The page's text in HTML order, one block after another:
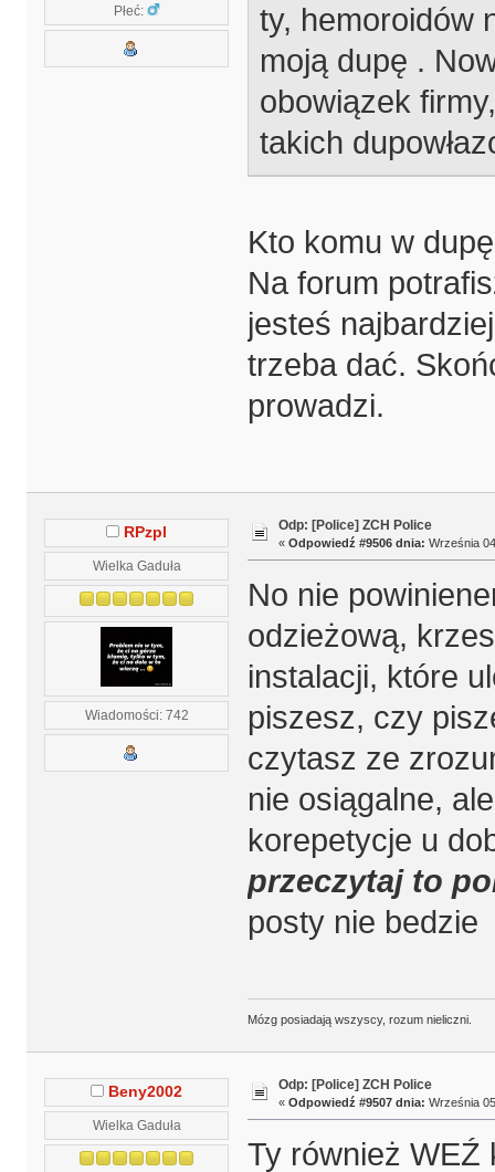
Płeć:
ty, hemoroidów
moją dupę .
obowiązek
takich
Kto komu w
Na forum
jesteś
trzeba dać.
prowadzi.
RPzpl
Wielka Gaduła
Wiadomości: 742
Odp: [Police] ZCH Police
« Odpowiedź #9506 dnia: Września
No nie
odzieżową,
instalacji, które
piszesz, czy
czytasz ze
nie osiągalne,
korepetycje u
przeczytaj to
posty nie bedzie
Mózg posiadają wszyscy, rozum nieliczni.
Beny2002
Wielka Gaduła
Odp: [Police] ZCH Police
« Odpowiedź #9507 dnia: Września
Ty również WEŹ